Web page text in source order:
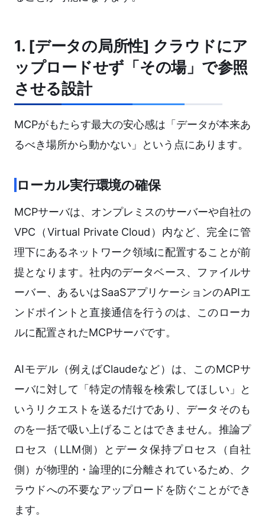
1. [データの局所性] クラウドにア
ップロードせず「その場」で参照
させる設計
MCPがもたらす最大の安心感は「データが本来あ
るべき場所から動かない」という点にあります。
ローカル実行環境の確保
MCPサーバは、オンプレミスのサーバーや自社の
VPC（Virtual Private Cloud）内など、完全に管
理下にあるネットワーク領域に配置することが前
提となります。社内のデータベース、ファイルサ
ーバー、あるいはSaaSアプリケーションのAPIエ
ンドポイントと直接通信を行うのは、このローカ
ルに配置されたMCPサーバです。
AIモデル（例えばClaudeなど）は、このMCPサ
ーバに対して「特定の情報を検索してほしい」と
いうリクエストを送るだけであり、データそのも
のを一括で吸い上げることはできません。推論プ
ロセス（LLM側）とデータ保持プロセス（自社
側）が物理的・論理的に分離されているため、ク
ラウドへの不要なアップロードを防ぐことができ
ます。